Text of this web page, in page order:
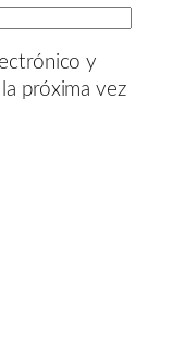
y
próxima vez